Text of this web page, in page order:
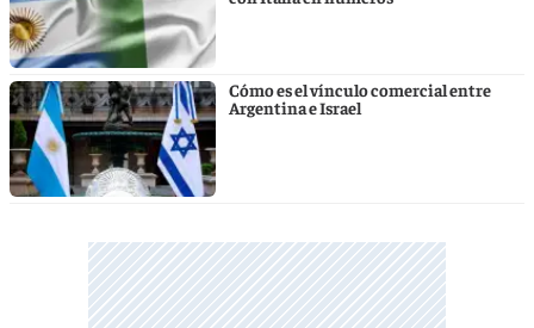
Cómo es el vínculo comercial entre
Argentina e Israel